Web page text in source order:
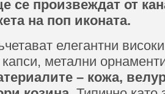
се произвеждат от
на поп иконата.
елегантни
метални
– кожа,